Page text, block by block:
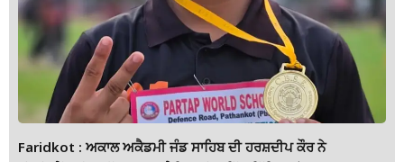
Faridkot : ਅਕਾਲ ਅਕੈਡਮੀ ਜੰਡ ਸਾਹਿਬ ਦੀ ਹਰਸ਼ਦੀਪ ਕੌਰ ਨੇ